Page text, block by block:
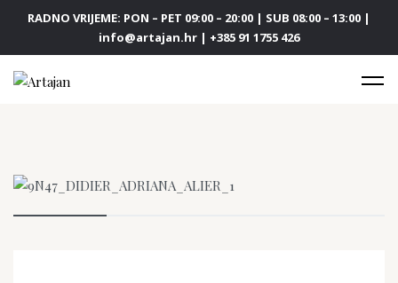
RADNO VRIJEME: PON – PET 09:00 – 20:00 | SUB 08:00 – 13:00 |
info@artajan.hr | +385 91 1755 426